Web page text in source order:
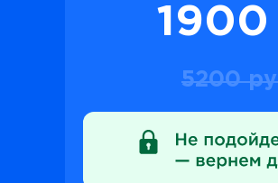
1900
5200